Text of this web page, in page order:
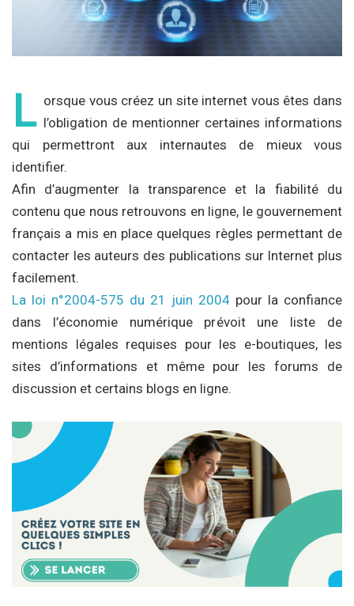
L orsque vous créez un site internet vous êtes dans
l’obligation de mentionner certaines informations
qui permettront aux internautes de mieux vous
identifier.
Afin d’augmenter la transparence et la fiabilité du
contenu que nous retrouvons en ligne, le gouvernement
français a mis en place quelques règles permettant de
contacter les auteurs des publications sur Internet plus
facilement.
La loi n°2004-575 du 21 juin 2004 pour la confiance
dans l’économie numérique prévoit une liste de
mentions légales requises pour les e-boutiques, les
sites d’informations et même pour les forums de
discussion et certains blogs en ligne.